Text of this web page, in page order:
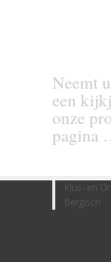
Neemt
een
onze
pagina
Klus- en
Bergisch